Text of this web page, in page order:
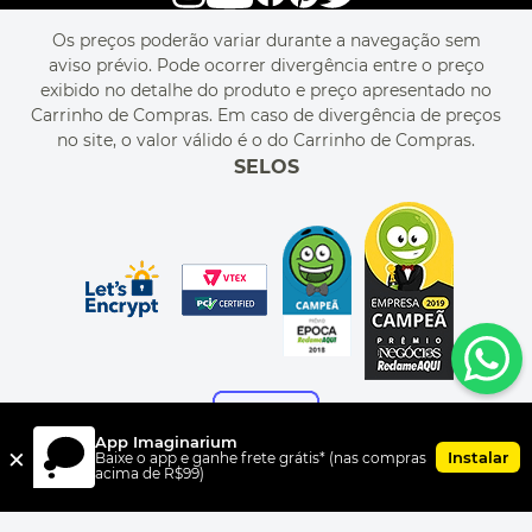
MEU CADASTRO
MEU PEDIDO
CUPONS DE DESCONTO
Os preços poderão variar durante a navegação sem
aviso prévio. Pode ocorrer divergência entre o preço
exibido no detalhe do produto e preço apresentado no
Carrinho de Compras. Em caso de divergência de preços
no site, o valor válido é o do Carrinho de Compras.
SELOS
FORMAS DE PAGAMENTO
× App Imaginarium
Baixe o app e ganhe frete grátis* (nas compras
acima de R$99)
Instalar